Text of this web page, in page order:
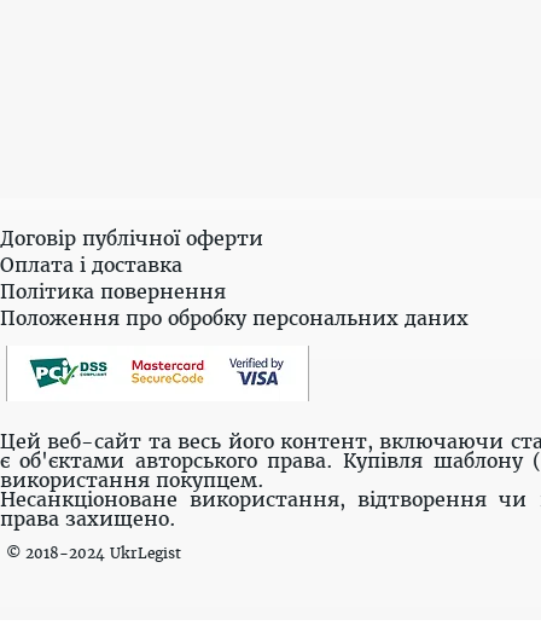
Договір публічної оферти
Оплата і доставка
Політика повернення
Положення про обробку персональних даних
Цей веб-сайт та весь його контент, включаючи
є об'єктами авторського права. Купівля шаблону
використання покупцем.
Несанкціоноване використання, відтворення
права захищено.
© 2018-2024 UkrLegist